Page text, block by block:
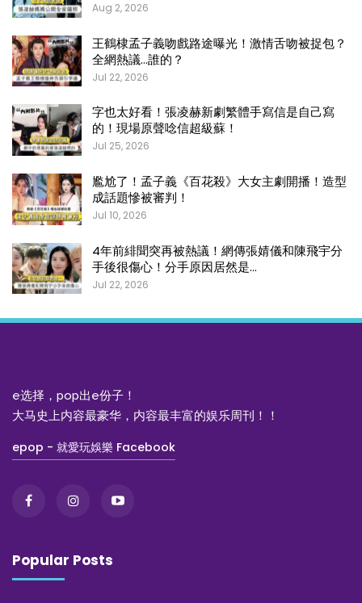
Aug 2, 2026
王鶴棣孟子義吻戲路途曝光！激情舌吻被捉包？
全網熱議…誰的？
Jul 22, 2026
字也太好看！張凌赫新劇繁體手寫信是自己寫
的！現場原聲唸信超級蘇！
Jul 25, 2026
尷尬了！孟子義《百花殺》大女主劇開播！造型
成話題慘被審判！
Jul 10, 2026
4年前緋聞突再被熱議！網傳張婧儀和陳飛宇分
手後很傷心！分手原因居然是…
Jul 22, 2026
e选择，pop出e份子！
大马史上内容最豪华，内容最丰富的娱乐周刊！！
epop - 就愛玩娛樂 Facebook
Popular Posts